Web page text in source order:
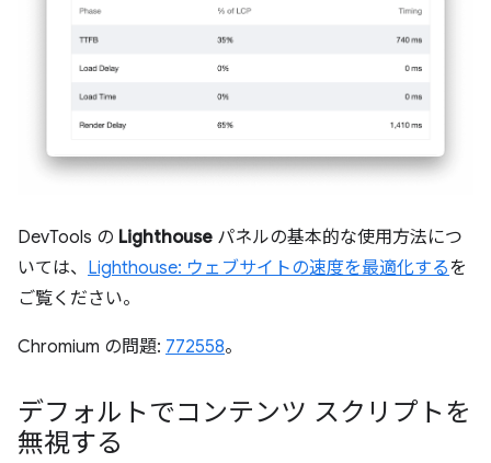
DevTools の Lighthouse パネルの基本的な使用方法につ
いては、 Lighthouse: ウェブサイトの速度を最適化するを
ご覧ください。
Chromium の問題: 772558。
デフォルトでコンテンツ スクリプトを
無視する